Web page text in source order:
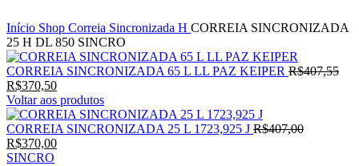
Início Shop Correia Sincronizada H CORREIA SINCRONIZADA
25 H DL 850 SINCRO
CORREIA SINCRONIZADA 65 L LL PAZ KEIPER R$407,55
R$370,50
Voltar aos produtos
CORREIA SINCRONIZADA 25 L 1723,925 J R$407,00
R$370,00
SINCRO